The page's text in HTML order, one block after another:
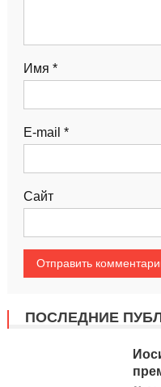
Имя *
E-mail *
Сайт
ПОСЛЕДНИЕ